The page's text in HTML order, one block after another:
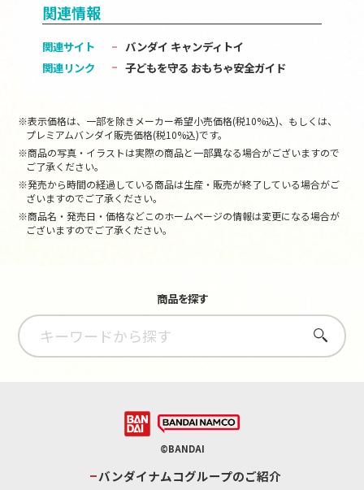
関連情報
関連サイト
バンダイ キャンディトイ
関連リンク
子どもを守る おもちゃ安全ガイド
※表示価格は、一部を除きメーカー希望小売価格(税10%込)、もしくは、
プレミアムバンダイ販売価格(税10%込)です。
※商品の写真・イラストは実際の商品と一部異なる場合がございますので
ご了承ください。
※発売から時間の経過している商品は生産・販売が終了している場合がご
ざいますのでご了承ください。
※商品名・発売日・価格などこのホームページの情報は変更になる場合が
ございますのでご了承ください。
商品を探す
さがす
©BANDAI
バンダイナムコグループのご紹介